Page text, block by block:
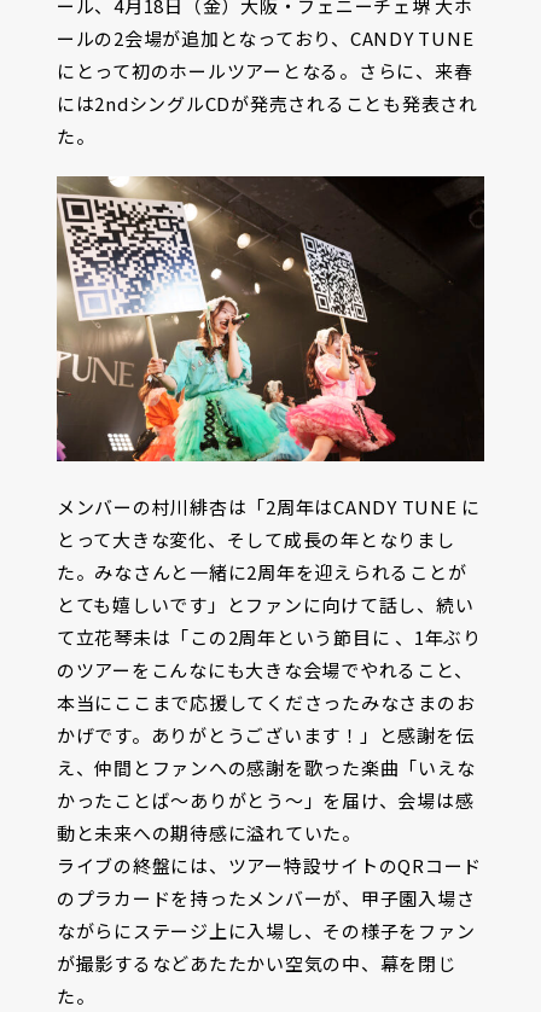
ール、4月18日（金）大阪・フェニーチェ堺 大ホ
ールの2会場が追加となっており、CANDY TUNE
にとって初のホールツアーとなる。さらに、来春
には2ndシングルCDが発売されることも発表され
た。
メンバーの村川緋杏は「2周年はCANDY TUNE に
とって大きな変化、そして成長の年となりまし
た。みなさんと一緒に2周年を迎えられることが
とても嬉しいです」とファンに向けて話し、続い
て立花琴未は「この2周年という節目に 、1年ぶり
のツアーをこんなにも大きな会場でやれること、
本当にここまで応援してくださったみなさまのお
かげです。ありがとうございます！」と感謝を伝
え、仲間とファンへの感謝を歌った楽曲「いえな
かったことば〜ありがとう〜」を届け、会場は感
動と未来への期待感に溢れていた。
ライブの終盤には、ツアー特設サイトのQRコード
のプラカードを持ったメンバーが、甲子園入場さ
ながらにステージ上に入場し、その様子をファン
が撮影するなどあたたかい空気の中、幕を閉じ
た。